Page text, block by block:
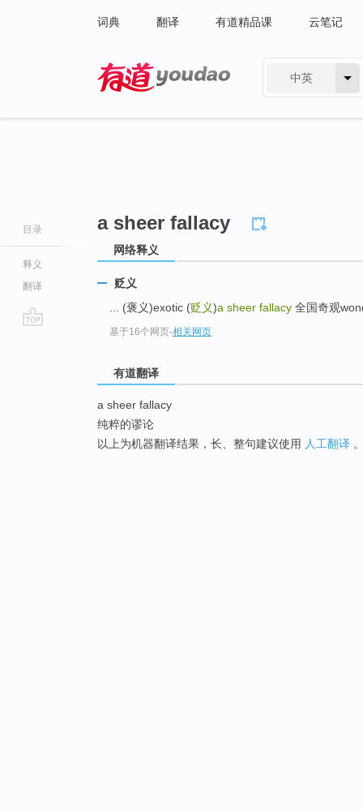
词典 翻译 有道精品课 云笔记
中英
目录
释义
翻译
a sheer fallacy
网络释义
贬义
... (褒义)exotic (贬义)a sheer fallacy 全国奇观
基于16个网页-相关网页
有道翻译
a sheer fallacy
纯粹的谬论
以上为机器翻译结果，长、整句建议使用 人工翻译